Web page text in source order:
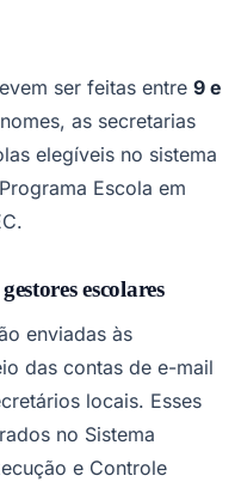
ser feitas entre 9 e
as secretarias
elegíveis no sistema
Escola em
escolares
enviadas às
das contas de e-mail
locais. Esses
no Sistema
e Controle